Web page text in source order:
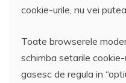
cookie-urile, nu vei
Toate browserele
schimba setarile
gasesc de regula in